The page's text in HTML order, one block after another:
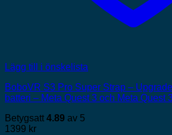
Lägg till i önskelista
BoboVR S3 Pro Super Strap –
batteri – Meta Quest 3 och Meta Quest
Betygsatt 4.89 av 5
1399 kr